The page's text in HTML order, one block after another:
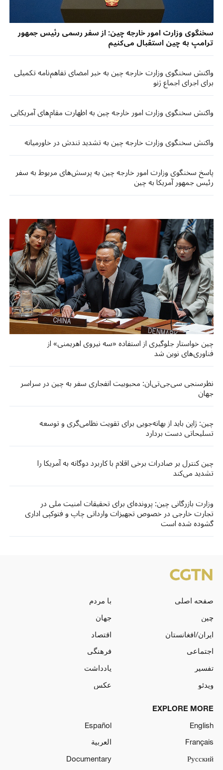
سخنگوی وزارت امور خارجه چین: از سفر رسمی رئیس جمهور
ترامپ به چین استقبال می‌کنیم
واکنش سخنگوی وزارت خارجه چین به خبر امضای تفاهم‌نامه تکمیلی
برای اجرای اجماع ژنو
واکنش سخنگوی وزارت امور خارجه چین به اظهارت مقام‌های آمریکایی
واکنش سخنگوی وزارت خارجه چین به تشدید تندش در خاورمیانه
پاسخ سخنگوی وزارت امور خارجه چین به پرسش‌های مربوط به سفر
رئیس جمهور آمریکا به چین
چین خواستار جلوگیری از استفاده «سه نیروی اهریمنی» از
فناوری‌های نوین شد
نظرسنجی سی‌جی‌تی‌ان: محبوبیت انفجاری سفر به چین در سراسر
جهان
چین: ژاپن باید از بهانه‌جویی برای تقویت نظامی‌گری و توسعه
تسلیحاتی دست بردارد
چین کنترل بر صادرات برخی اقلام با کاربرد دوگانه به آمریکا را
تشدید می‌کند
وزارت بازرگانی چین: پرونده‌ای برای تحقیقات امنیت ملی در
تجارت خارجی در خصوص تجهیزات وارداتی چاپ و فتوکپی اداری
گشوده شده است
صفحه اصلی
با مردم
چین
جهان
ایران/افغانستان
اقتصاد
اجتماعی
فرهنگی
تفسیر
یادداشت
ویدئو
عکس
EXPLORE MORE
English
Español
Français
العربية
Русский
Documentary